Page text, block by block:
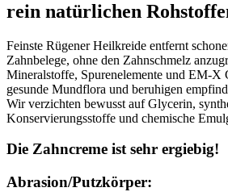
rein natürlichen
Feinste Rügener Heilkreide entfernt
Zahnbelege, ohne den Zahnschmelz
Mineralstoffe, Spurenelemente und EM-X
gesunde Mundflora und beruhigen
Wir verzichten bewusst auf Glycerin,
Konservierungsstoffe und chemische
Die Zahncreme ist sehr ergiebig!
Abrasion/Putzkörper: